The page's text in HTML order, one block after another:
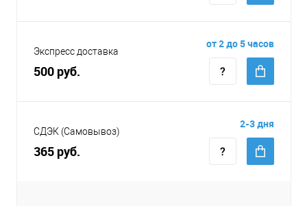
Экспресс доставка
500 руб.
от 2 до 5 часов
СДЭК (Самовывоз)
365 руб.
2-3 дня